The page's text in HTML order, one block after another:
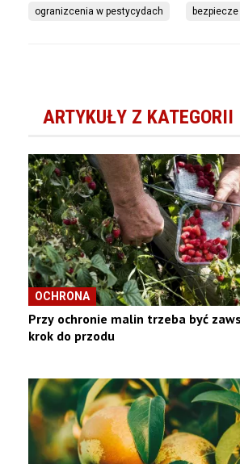
ogranizcenia w pestycydach
ARTYKUŁY Z KATEGORII
OCHRONA
Przy ochronie malin trzeba być
krok do przodu